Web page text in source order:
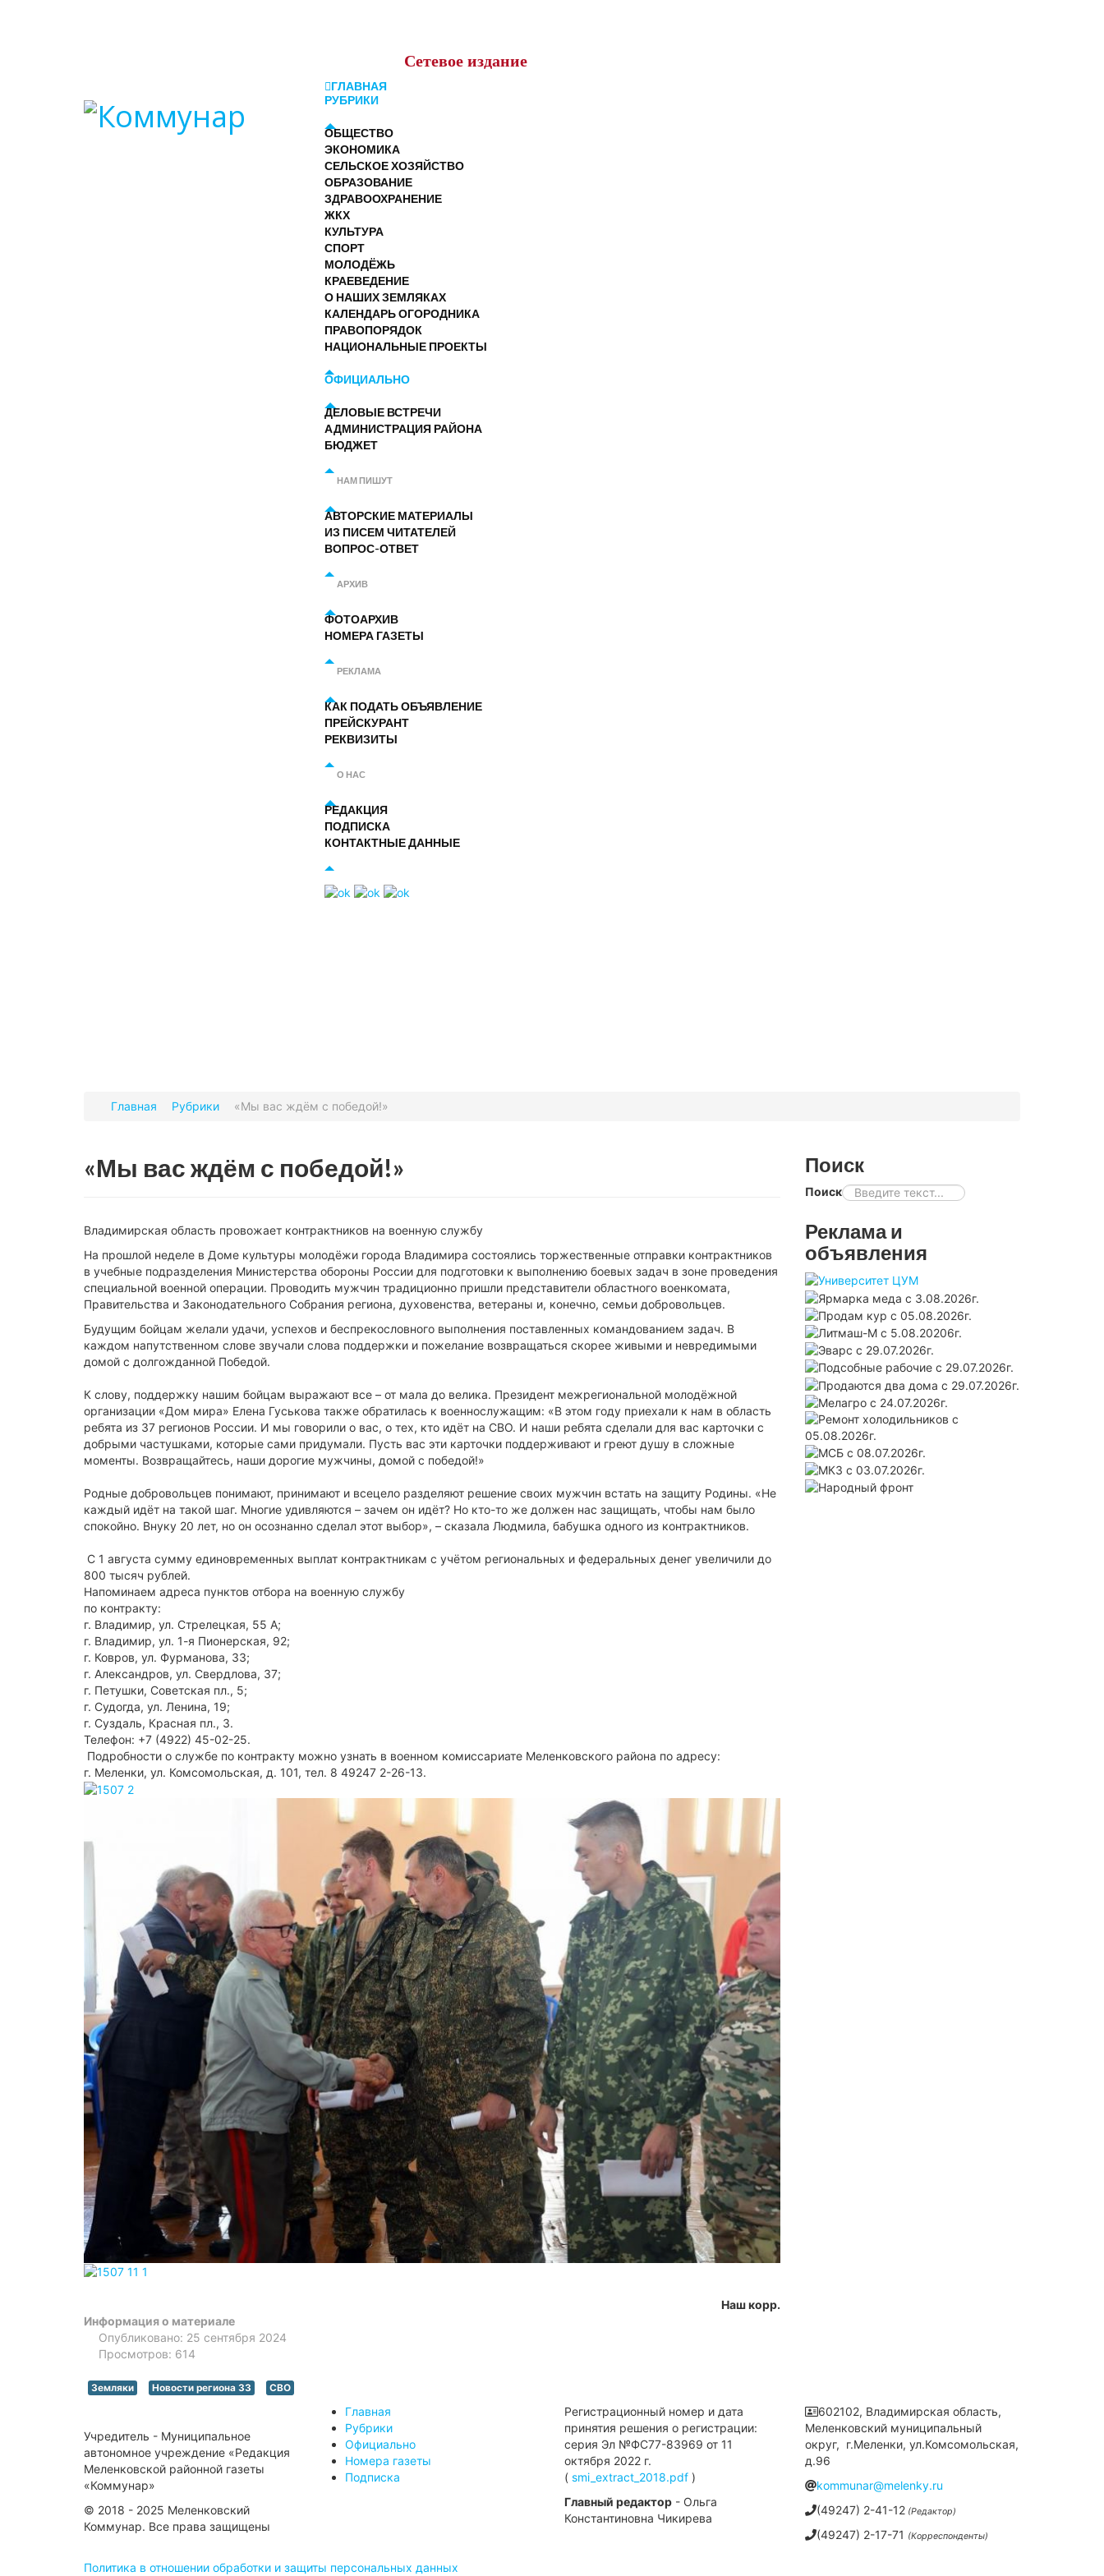
Сетевое издание
ГЛАВНАЯ
РУБРИКИ
ОБЩЕСТВО
ЭКОНОМИКА
СЕЛЬСКОЕ ХОЗЯЙСТВО
ОБРАЗОВАНИЕ
ЗДРАВООХРАНЕНИЕ
ЖКХ
КУЛЬТУРА
СПОРТ
МОЛОДЁЖЬ
КРАЕВЕДЕНИЕ
О НАШИХ ЗЕМЛЯКАХ
КАЛЕНДАРЬ ОГОРОДНИКА
ПРАВОПОРЯДОК
НАЦИОНАЛЬНЫЕ ПРОЕКТЫ
ОФИЦИАЛЬНО
ДЕЛОВЫЕ ВСТРЕЧИ
АДМИНИСТРАЦИЯ РАЙОНА
БЮДЖЕТ
НАМ ПИШУТ
АВТОРСКИЕ МАТЕРИАЛЫ
ИЗ ПИСЕМ ЧИТАТЕЛЕЙ
ВОПРОС-ОТВЕТ
АРХИВ
ФОТОАРХИВ
НОМЕРА ГАЗЕТЫ
РЕКЛАМА
КАК ПОДАТЬ ОБЪЯВЛЕНИЕ
ПРЕЙСКУРАНТ
РЕКВИЗИТЫ
О НАС
РЕДАКЦИЯ
ПОДПИСКА
КОНТАКТНЫЕ ДАННЫЕ
Главная Рубрики «Мы вас ждём с победой!»
«Мы вас ждём с победой!»
Владимирская область провожает контрактников на военную службу
На прошлой неделе в Доме культуры молодёжи города Владимира состоялись торжественные отправки контрактников
в учебные подразделения Министерства обороны России для подготовки к выполнению боевых задач в зоне проведения
специальной военной операции. Проводить мужчин традиционно пришли представители областного военкомата,
Правительства и Законодательного Собрания региона, духовенства, ветераны и, конечно, семьи добровольцев.
Будущим бойцам желали удачи, успехов и беспрекословного выполнения поставленных командованием задач. В
каждом напутственном слове звучали слова поддержки и пожелание возвращаться скорее живыми и невредимыми
домой с долгожданной Победой.
К слову, поддержку нашим бойцам выражают все – от мала до велика. Президент межрегиональной молодёжной
организации «Дом мира» Елена Гуськова также обратилась к военнослужащим: «В этом году приехали к нам в область
ребята из 37 регионов России. И мы говорили о вас, о тех, кто идёт на СВО. И наши ребята сделали для вас карточки с
добрыми частушками, которые сами придумали. Пусть вас эти карточки поддерживают и греют душу в сложные
моменты. Возвращайтесь, наши дорогие мужчины, домой с победой!»
Родные добровольцев понимают, принимают и всецело разделяют решение своих мужчин встать на защиту Родины. «Не
каждый идёт на такой шаг. Многие удивляются – зачем он идёт? Но кто-то же должен нас защищать, чтобы нам было
спокойно. Внуку 20 лет, но он осознанно сделал этот выбор», – сказала Людмила, бабушка одного из контрактников.
С 1 августа сумму единовременных выплат контрактникам с учётом региональных и федеральных денег увеличили до
800 тысяч рублей.
Напоминаем адреса пунктов отбора на военную службу
по контракту:
г. Владимир, ул. Стрелецкая, 55 А;
г. Владимир, ул. 1-я Пионерская, 92;
г. Ковров, ул. Фурманова, 33;
г. Александров, ул. Свердлова, 37;
г. Петушки, Советская пл., 5;
г. Судогда, ул. Ленина, 19;
г. Суздаль, Красная пл., 3.
Телефон: +7 (4922) 45-02-25.
Подробности о службе по контракту можно узнать в военном комиссариате Меленковского района по адресу:
г. Меленки, ул. Комсомольская, д. 101, тел. 8 49247 2-26-13.
Наш корр.
Информация о материале
Опубликовано: 25 сентября 2024
Просмотров: 614
Земляки Новости региона 33 СВО
Поиск
Поиск
Реклама и
объявления
Учредитель - Муниципальное
автономное учреждение «Редакция
Меленковской районной газеты
«Коммунар»
© 2018 - 2025 Меленковский
Коммунар. Все права защищены
Главная
Рубрики
Официально
Номера газеты
Подписка
Регистрационный номер и дата
принятия решения о регистрации:
серия Эл №ФС77-83969 от 11
октября 2022 г.
( smi_extract_2018.pdf )
Главный редактор - Ольга
Константиновна Чикирева
602102, Владимирская область,
Меленковский муниципальный
округ, г.Меленки, ул.Комсомольская,
д.96
kommunar@melenky.ru
(49247) 2-41-12(Редактор)
(49247) 2-17-71 (Корреспонденты)
Политика в отношении обработки и защиты персональных данных